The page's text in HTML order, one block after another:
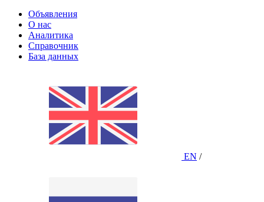
Объявления
О нас
Аналитика
Справочник
База данных
EN /